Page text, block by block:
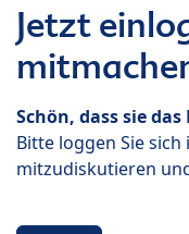
Jetzt
Schön, dass sie
Bitte loggen Sie sich
mitzudiskutieren